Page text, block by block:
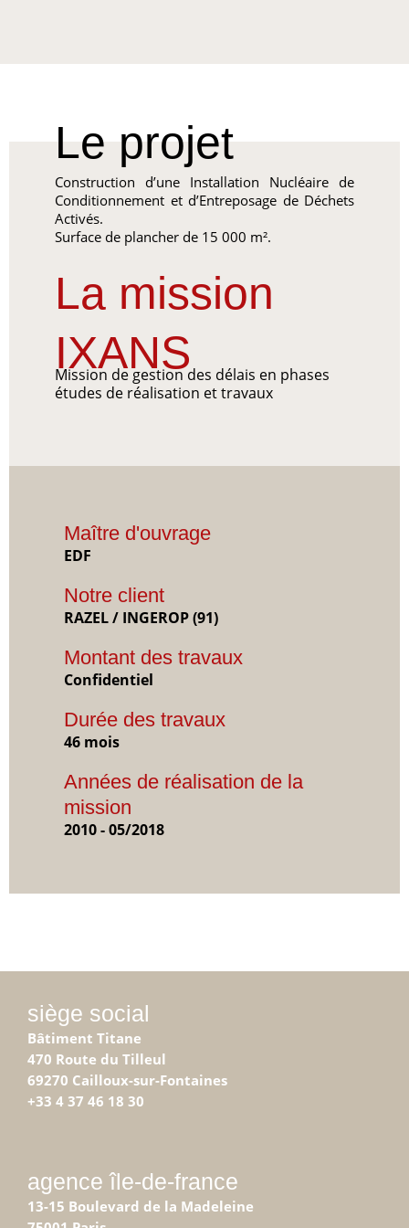
Le projet
Construction d’une Installation Nucléaire de
Conditionnement et d’Entreposage de Déchets
Activés.
Surface de plancher de 15 000 m².
La mission
IXANS
Mission de gestion des délais en phases
études de réalisation et travaux
Maître d'ouvrage
EDF
Notre client
RAZEL / INGEROP (91)
Montant des travaux
Confidentiel
Durée des travaux
46 mois
Années de réalisation de la
mission
2010 - 05/2018
siège social
Bâtiment Titane
470 Route du Tilleul
69270 Cailloux-sur-Fontaines
+33 4 37 46 18 30
agence île-de-france
13-15 Boulevard de la Madeleine